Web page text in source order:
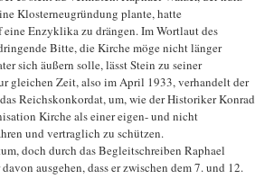
Klosterneugründung plante, hatte
Enzyklika zu drängen. Im Wortlaut des
Bitte, die Kirche möge nicht länger
sich äußern solle, lässt Stein zu seiner
gleichen Zeit, also im April 1933, verhandelt der
Reichskonkordat, um, wie der Historiker Konrad
Kirche als einer eigen- und nicht
und vertraglich zu schützen.
doch durch das Begleitschreiben Raphael
ausgehen, dass er zwischen dem 7. und 12.